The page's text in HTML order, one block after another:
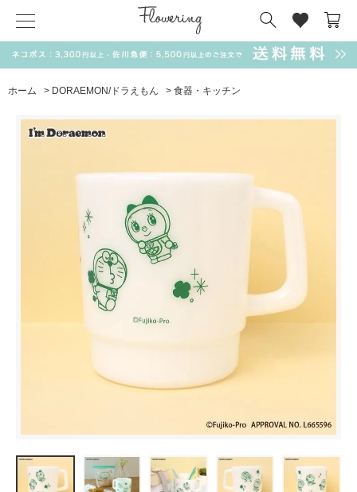
ホーム > DORAEMON/ドラえもん > 食器・キッチン
気化冷却スカーフ matsui サンリオ キーポーチ
MAGUFIT チャーム ドラえもん
SALE